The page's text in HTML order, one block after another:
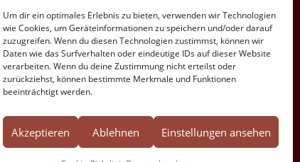
Um dir ein optimales Erlebnis zu bieten, verwenden wir Technologien
wie Cookies, um Geräteinformationen zu speichern und/oder darauf
zuzugreifen. Wenn du diesen Technologien zustimmst, können wir
Daten wie das Surfverhalten oder eindeutige IDs auf dieser Website
verarbeiten. Wenn du deine Zustimmung nicht erteilst oder
zurückziehst, können bestimmte Merkmale und Funktionen
beeinträchtigt werden.
Akzeptieren Ablehnen Einstellungen ansehen